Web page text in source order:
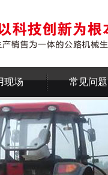
现场 常见问题